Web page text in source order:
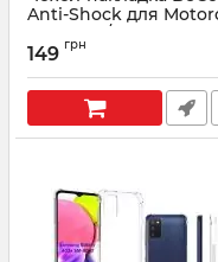
Anti-Shock для
Moto G10/G10
Power/G20/G30 Clear
Артикул: 706961
149 грн